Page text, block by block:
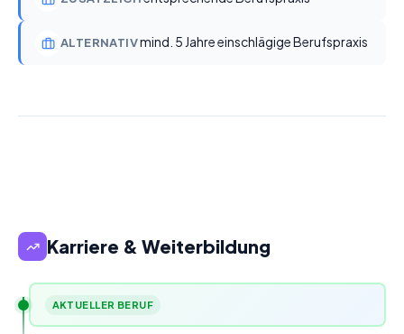
ALTERNATIVmind. 5 Jahre einschlägige Berufspraxis
Karriere & Weiterbildung
AKTUELLER BERUF